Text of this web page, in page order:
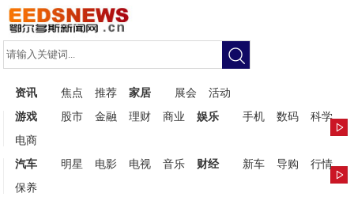
资讯 焦点 推荐 家居 展会
活动
游戏
股市 金融 理财 商业 娱乐 手机 数码
科学
电商
汽车
明星 电影 电视 音乐 财经 新车 导购
行情
保养